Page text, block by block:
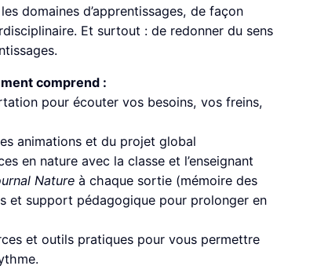
domaines d’apprentissages, de façon
Et surtout : de redonner du sens
comprend :
pour écouter vos besoins, vos freins,
animations et du projet global
en nature avec la classe et l’enseignant
Nature à chaque sortie (mémoire des
et support pédagogique pour prolonger en
et outils pratiques pour vous permettre